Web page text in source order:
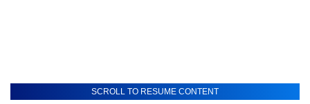
SCROLL TO RESUME CONTENT